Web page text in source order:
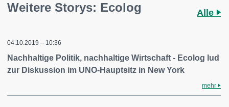
Weitere Storys: Ecolog Alle
04.10.2019 – 10:36
Nachhaltige Politik, nachhaltige Wirtschaft - Ecolog lud
zur Diskussion im UNO-Hauptsitz in New York
mehr